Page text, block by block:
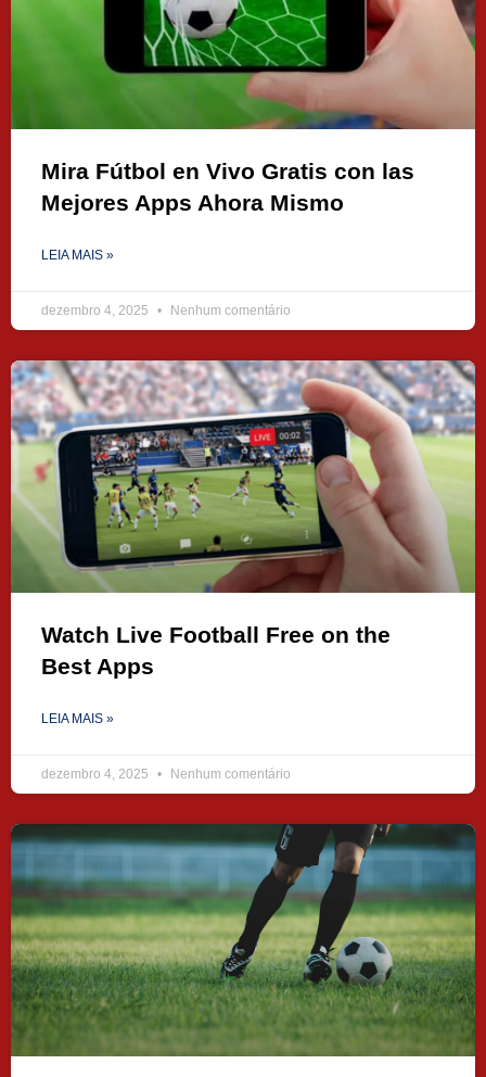
Mira Fútbol en Vivo Gratis con las
Mejores Apps Ahora Mismo
LEIA MAIS »
dezembro 4, 2025 Nenhum comentário
Watch Live Football Free on the
Best Apps
LEIA MAIS »
dezembro 4, 2025 Nenhum comentário